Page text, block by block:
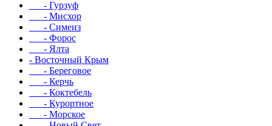
- Гурзуф
- Мисхор
- Симеиз
- Форос
- Ялта
- Восточный Крым
- Береговое
- Керчь
- Коктебель
- Курортное
- Морское